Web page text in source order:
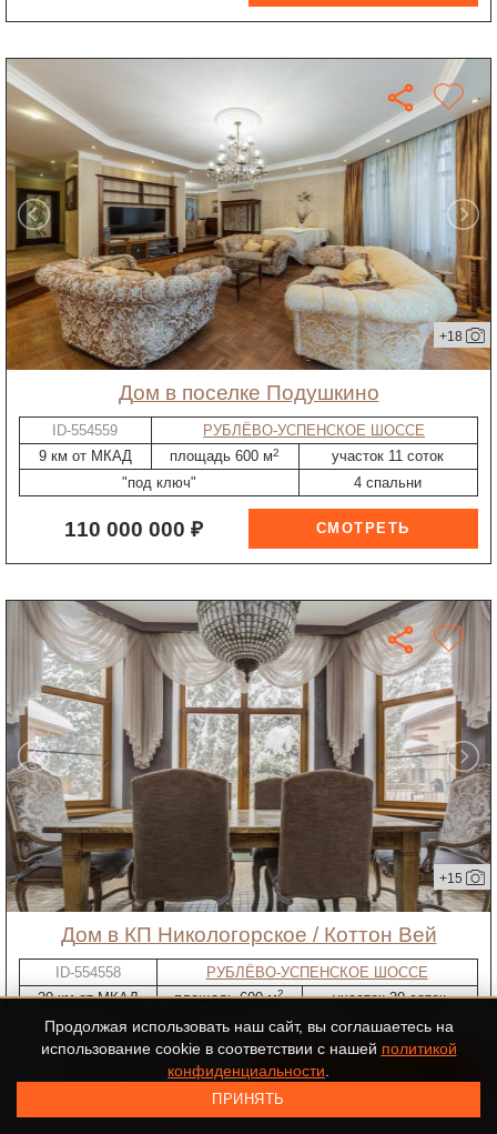
+18
дом в поселке Подушкино
ID-554559
РУБЛЁВО-УСПЕНСКОЕ ШОССЕ
9 км от МКАД
площадь 600 м2
участок 11 соток
"под ключ"
4 спальни
110 000 000 ₽
+15
дом в КП Никологорское / Коттон Вей
ID-554558
РУБЛЁВО-УСПЕНСКОЕ ШОССЕ
20 км от МКАД
площадь 600 м2
участок 30 соток
"под ключ"
4 спальни
287 582 750 ₽
Продолжая использовать наш сайт, вы соглашаетесь на
использование cookie в соответствии с нашей политикой
конфиденциальности
ПРИНЯТЬ